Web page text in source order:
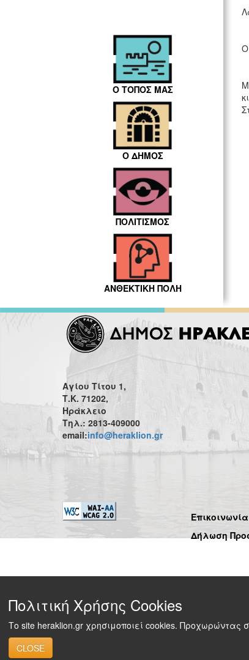
Ο ΤΟΠΟΣ ΜΑΣ
Ο ΔΗΜΟΣ
ΠΟΛΙΤΙΣΜΟΣ
ΑΝΘΕΚΤΙΚΗ ΠΟΛΗ
Αγίου Τίτου 1,
Τ.Κ. 71202,
Ηράκλειο
Τηλ.: 2813-409000
email:info@heraklion.gr
Επικοινωνία
Δήλωση
Πολιτική Χρήσης Cookies
Το site heraklion.gr χρησιμοποιεί cookies. Προχωρώντας
CLOSE